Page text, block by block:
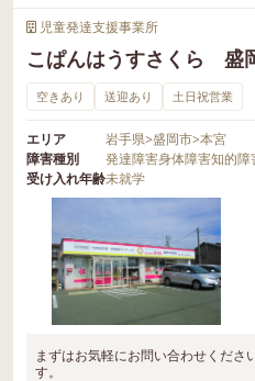
児童発達支援事業所
こぱんはうすさくら 盛
空きあり 送迎あり 土日祝営業
エリア 岩手県>盛岡市>本宮
障害種別
発達障害身体障害知的障
受け入れ年齢未就学
まずはお気軽にお問い合わせくださ
す。